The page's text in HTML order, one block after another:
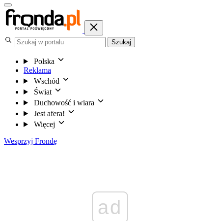
Szukaj
Polska
Reklama
Wschód
Świat
Duchowość i wiara
Jest afera!
Więcej
Wesprzyj Frondę
ad